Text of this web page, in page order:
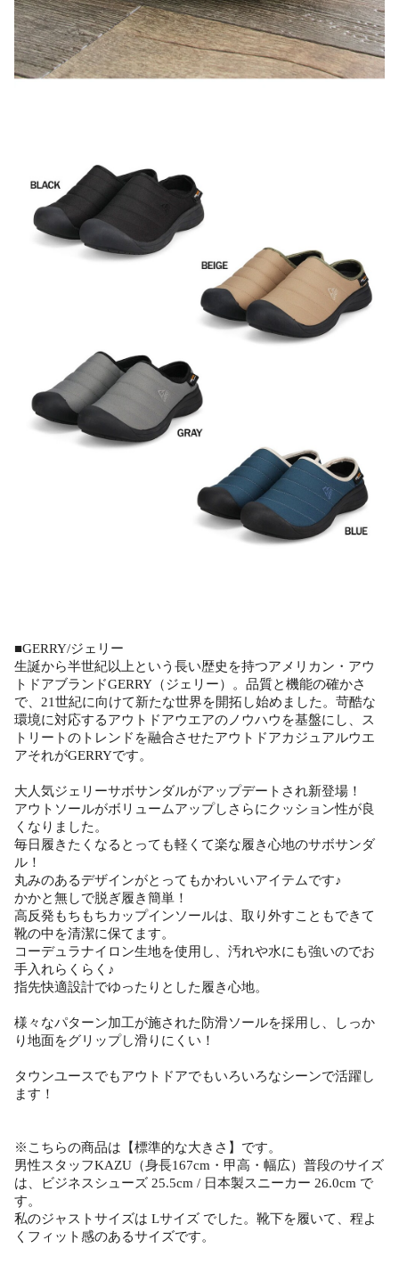
■GERRY/ジェリー
生誕から半世紀以上という長い歴史を持つアメリカン・アウ
トドアブランドGERRY（ジェリー）。品質と機能の確かさ
で、21世紀に向けて新たな世界を開拓し始めました。苛酷な
環境に対応するアウトドアウエアのノウハウを基盤にし、ス
トリートのトレンドを融合させたアウトドアカジュアルウエ
アそれがGERRYです。
大人気ジェリーサボサンダルがアップデートされ新登場！
アウトソールがボリュームアップしさらにクッション性が良
くなりました。
毎日履きたくなるとっても軽くて楽な履き心地のサボサンダ
ル！
丸みのあるデザインがとってもかわいいアイテムです♪
かかと無しで脱ぎ履き簡単！
高反発もちもちカップインソールは、取り外すこともできて
靴の中を清潔に保てます。
コーデュラナイロン生地を使用し、汚れや水にも強いのでお
手入れらくらく♪
指先快適設計でゆったりとした履き心地。
様々なパターン加工が施された防滑ソールを採用し、しっか
り地面をグリップし滑りにくい！
タウンユースでもアウトドアでもいろいろなシーンで活躍し
ます！
※こちらの商品は【標準的な大きさ】です。
男性スタッフKAZU（身長167cm・甲高・幅広）普段のサイズ
は、ビジネスシューズ 25.5cm / 日本製スニーカー 26.0cm で
す。
私のジャストサイズは Lサイズ でした。靴下を履いて、程よ
くフィット感のあるサイズです。